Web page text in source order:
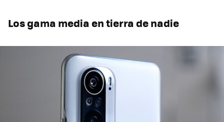
Los gama media en tierra de nadie